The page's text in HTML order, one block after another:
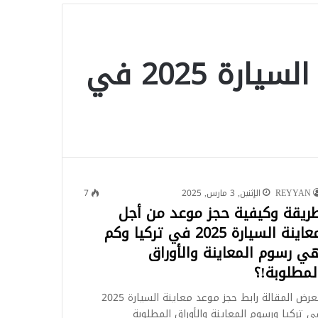
رابط حجز موعد معاينة السيارة 2025 في
REYYAN الإثنين, 3 مارس, 2025 7
وكيفية حجز موعد من أجل
معاينة السيارة 2025 في تركيا وكم
رسوم المعاينة والأوراق
تعرض المقالة رابط حجز موعد معاينة السيارة 2025
تركيا ورسوم المعاينة والأوراق المطلوبة